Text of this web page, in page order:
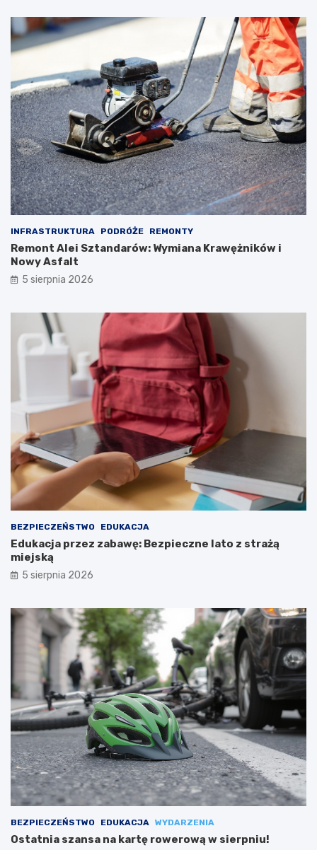
INFRASTRUKTURA PODRÓŻE REMONTY
Remont Alei Sztandarów: Wymiana Krawężników i
Nowy Asfalt
5 sierpnia 2026
BEZPIECZEŃSTWO EDUKACJA
Edukacja przez zabawę: Bezpieczne lato z strażą
miejską
5 sierpnia 2026
BEZPIECZEŃSTWO EDUKACJA WYDARZENIA
Ostatnia szansa na kartę rowerową w sierpniu!